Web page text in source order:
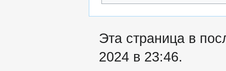
Эта страница в
2024 в 23:46.